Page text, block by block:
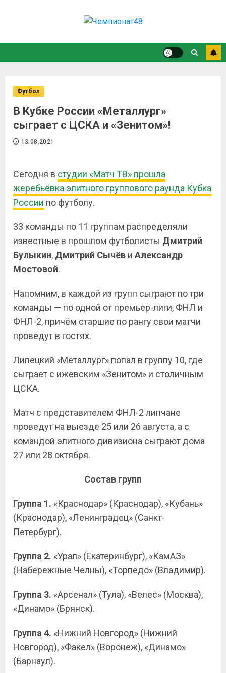
Футбол
В Кубке России «Металлург»
сыграет с ЦСКА и «Зенитом»!
13.08.2021
Сегодня в студии «Матч ТВ» прошла
жеребьёвка элитного группового раунда Кубка
России по футболу.
33 команды по 11 группам распределяли
известные в прошлом футболисты Дмитрий
Булыкин, Дмитрий Сычёв и Александр
Мостовой.
Напомним, в каждой из групп сыграют по три
команды — по одной от премьер-лиги, ФНЛ и
ФНЛ-2, причём старшие по рангу свои матчи
проведут в гостях.
Липецкий «Металлург» попал в группу 10, где
сыграет с ижевским «Зенитом» и столичным
ЦСКА.
Матч с представителем ФНЛ-2 липчане
проведут на выезде 25 или 26 августа, а с
командой элитного дивизиона сыграют дома
27 или 28 октября.
Состав групп
Группа 1. «Краснодар» (Краснодар), «Кубань»
(Краснодар), «Ленинградец» (Санкт-
Петербург).
Группа 2. «Урал» (Екатеринбург), «КамАЗ»
(Набережные Челны), «Торпедо» (Владимир).
Группа 3. «Арсенал» (Тула), «Велес» (Москва),
«Динамо» (Брянск).
Группа 4. «Нижний Новгород» (Нижний
Новгород), «Факел» (Воронеж), «Динамо»
(Барнаул).